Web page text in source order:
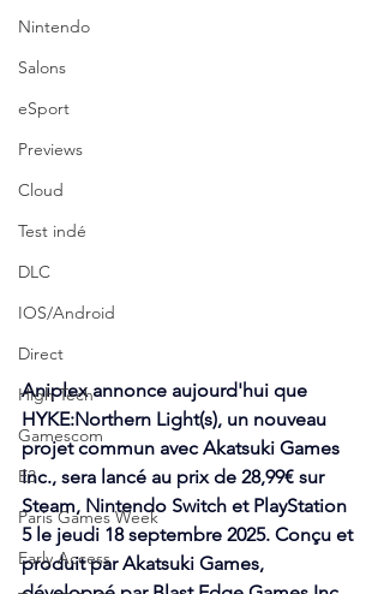
Nintendo
Salons
eSport
Previews
Cloud
Test indé
DLC
IOS/Android
Direct
High Tech
Gamescom
E3
Paris Games Week
Early Access
Aniplex annonce aujourd'hui que
HYKE:Northern Light(s), un nouveau
projet commun avec Akatsuki Games
Inc., sera lancé au prix de 28,99€ sur
Steam, Nintendo Switch et PlayStation
5 le jeudi 18 septembre 2025. Conçu et
produit par Akatsuki Games,